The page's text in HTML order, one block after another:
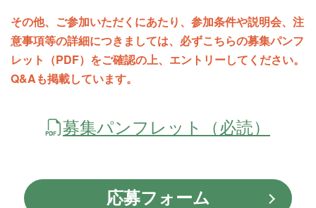
その他、ご参加いただくにあたり、参加条件や説明会、注
意事項等の詳細につきましては、必ずこちらの募集パンフ
レット（PDF）をご確認の上、エントリーしてください。
Q&Aも掲載しています。
募集パンフレット（必読）
応募フォーム